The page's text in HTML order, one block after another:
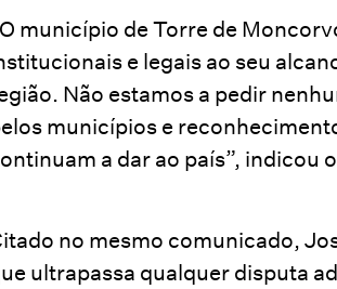
município de Torre de
e legais ao seu
Não estamos a pedir
municípios e
a dar ao país”, indicou
no mesmo comunicado,
ultrapassa qualquer disputa